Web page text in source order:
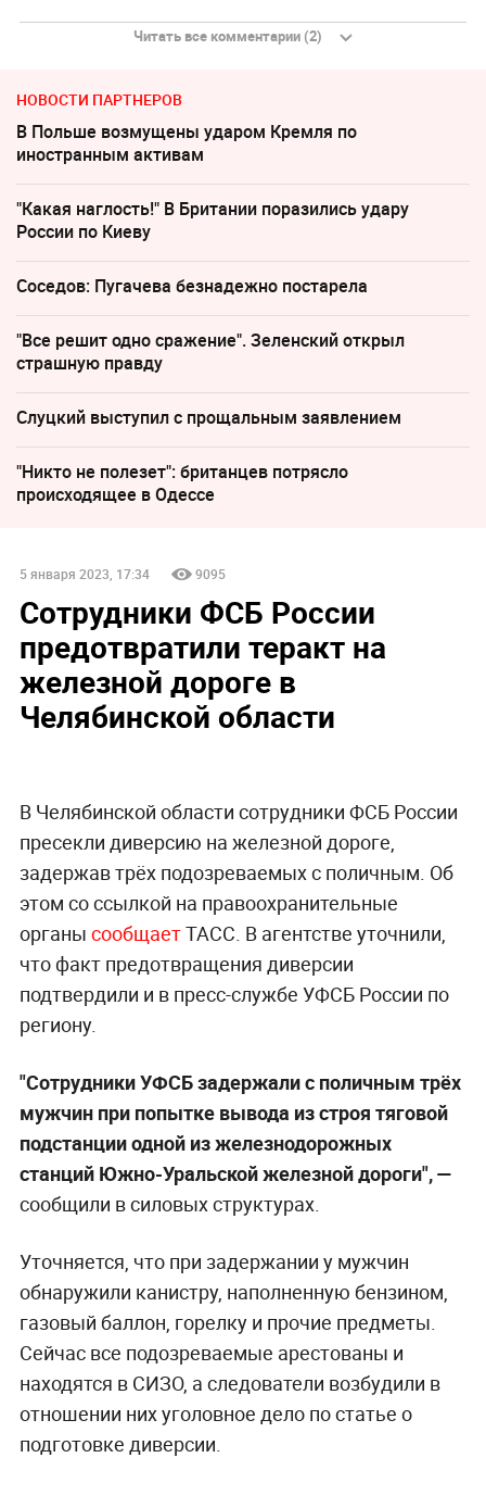
Читать все комментарии (2)
НОВОСТИ ПАРТНЕРОВ
В Польше возмущены ударом Кремля по
иностранным активам
"Какая наглость!" В Британии поразились удару
России по Киеву
Соседов: Пугачева безнадежно постарела
"Все решит одно сражение". Зеленский открыл
страшную правду
Слуцкий выступил с прощальным заявлением
"Никто не полезет": британцев потрясло
происходящее в Одессе
5 января 2023, 17:34 9095
Сотрудники ФСБ России
предотвратили теракт на
железной дороге в
Челябинской области
В Челябинской области сотрудники ФСБ России
пресекли диверсию на железной дороге,
задержав трёх подозреваемых с поличным. Об
этом со ссылкой на правоохранительные
органы сообщаетТАСС. В агентстве уточнили,
что факт предотвращения диверсии
подтвердили и в пресс-службе УФСБ России по
региону.
"Сотрудники УФСБ задержали с поличным трёх
мужчин при попытке вывода из строя тяговой
подстанции одной из железнодорожных
станций Южно-Уральской железной дороги", —
сообщили в силовых структурах.
Уточняется, что при задержании у мужчин
обнаружили канистру, наполненную бензином,
газовый баллон, горелку и прочие предметы.
Сейчас все подозреваемые арестованы и
находятся в СИЗО, а следователи возбудили в
отношении них уголовное дело по статье о
подготовке диверсии.